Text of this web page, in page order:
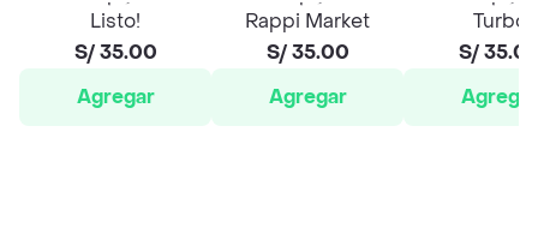
Listo!
S/ 35.00
Agregar
Rappi Market
S/ 35.00
Agregar
Turbo
S/
Agregar